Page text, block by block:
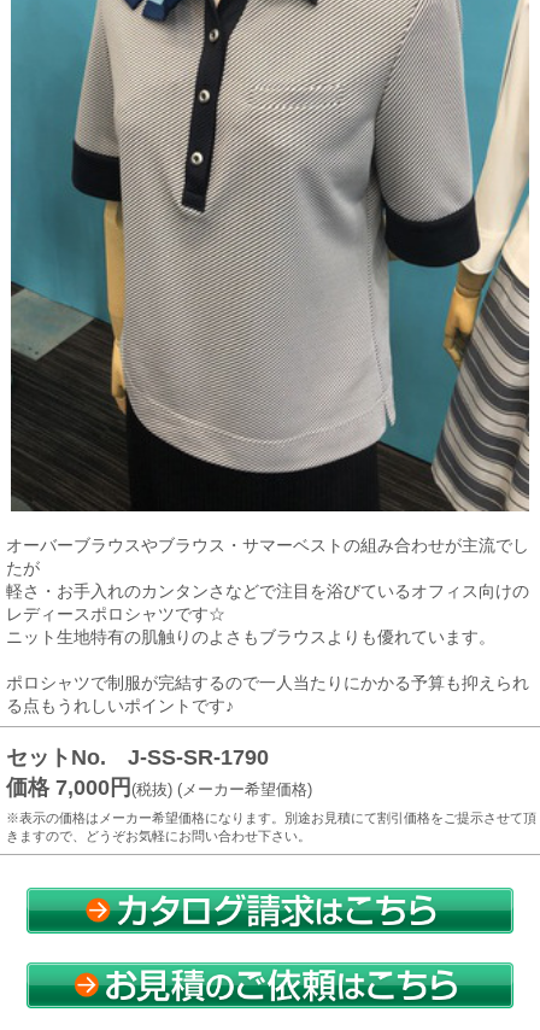
オーバーブラウスやブラウス・サマーベストの組み合わせが主流でし
たが
軽さ・お手入れのカンタンさなどで注目を浴びているオフィス向けの
レディースポロシャツです☆
ニット生地特有の肌触りのよさもブラウスよりも優れています。
ポロシャツで制服が完結するので一人当たりにかかる予算も抑えられ
る点もうれしいポイントです♪
セットNo. J-SS-SR-1790
価格 7,000円 (税抜) (メーカー希望価格)
※表示の価格はメーカー希望価格になります。別途お見積にて割引価格をご提示させて頂
きますので、どうぞお気軽にお問い合わせ下さい。